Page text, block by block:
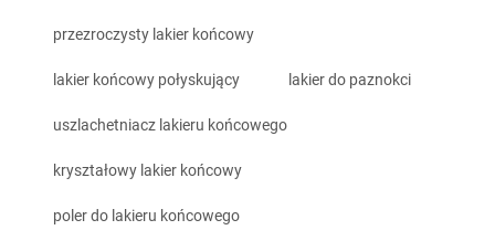
przezroczysty lakier końcowy
lakier końcowy połyskujący lakier do paznokci
uszlachetniacz lakieru końcowego
kryształowy lakier końcowy
poler do lakieru końcowego